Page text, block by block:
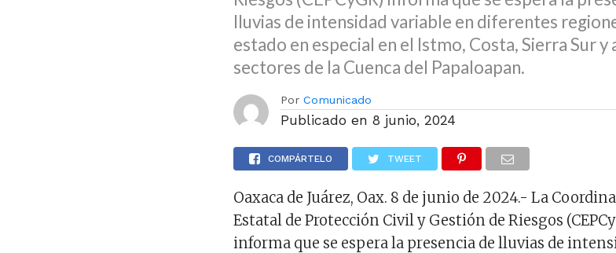
lluvias de intensidad variable en diferentes
estado en especial en el Istmo, Costa, Sierra Sur y
sectores de la Cuenca del Papaloapan.
Por Comunicado
Publicado en 8 junio, 2024
COMPÁRTELO TWEET
Oaxaca de Juárez, Oax. 8 de junio de 2024.- La
Estatal de Protección Civil y Gestión de Riesgos
informa que se espera la presencia de lluvias de